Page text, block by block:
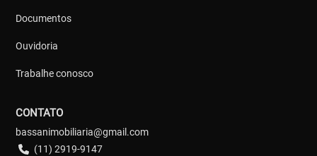
Documentos
Ouvidoria
Trabalhe conosco
CONTATO
bassanimobiliaria@gmail.com
(11) 2919-9147